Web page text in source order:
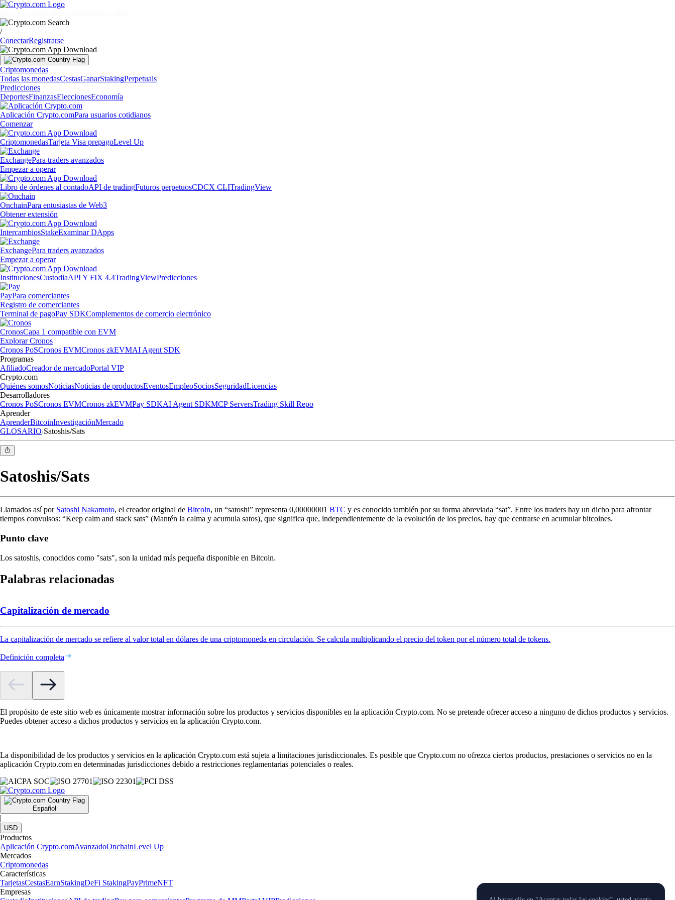
/
ConectarRegistrarse
Criptomonedas
Todas las monedasCestasGanarStakingPerpetuals
Predicciones
DeportesFinanzasEleccionesEconomía
Aplicación Crypto.comPara usuarios cotidianos
Comenzar
CriptomonedasTarjeta Visa prepagoLevel Up
ExchangePara traders avanzados
Empezar a operar
Libro de órdenes al contadoAPI de tradingFuturos perpetuosCDCX CLITradingView
OnchainPara entusiastas de Web3
Obtener extensión
IntercambiosStakeExaminar DApps
ExchangePara traders avanzados
Empezar a operar
InstitucionesCustodiaAPI Y FIX 4.4TradingViewPredicciones
PayPara comerciantes
Registro de comerciantes
Terminal de pagoPay SDKComplementos de comercio electrónico
CronosCapa 1 compatible con EVM
Explorar Cronos
Cronos PoSCronos EVMCronos zkEVMAI Agent SDK
Programas
AfiliadoCreador de mercadoPortal VIP
Crypto.com
Quiénes somosNoticiasNoticias de productosEventosEmpleoSociosSeguridadLicencias
Desarrolladores
Cronos PoSCronos EVMCronos zkEVMPay SDKAI Agent SDKMCP ServersTrading Skill Repo
Aprender
AprenderBitcoinInvestigaciónMercado
GLOSARIO Satoshis/Sats
Satoshis/Sats
Llamados así por Satoshi Nakamoto, el creador original de Bitcoin, un “satoshi” representa 0,00000001 BTC y es conocido también por su forma abreviada “sat”. Entre los traders hay un dicho para afrontar
tiempos convulsos: “Keep calm and stack sats” (Mantén la calma y acumula satos), que significa que, independientemente de la evolución de los precios, hay que centrarse en acumular bitcoines.
Punto clave
Los satoshis, conocidos como "sats", son la unidad más pequeña disponible en Bitcoin.
Palabras relacionadas
Capitalización de mercado
La capitalización de mercado se refiere al valor total en dólares de una criptomoneda en circulación. Se calcula multiplicando el precio del token por el número total de tokens.
Definición completa
El propósito de este sitio web es únicamente mostrar información sobre los productos y servicios disponibles en la aplicación Crypto.com. No se pretende ofrecer acceso a ninguno de dichos productos y servicios.
Puedes obtener acceso a dichos productos y servicios en la aplicación Crypto.com.
La disponibilidad de los productos y servicios en la aplicación Crypto.com está sujeta a limitaciones jurisdiccionales. Es posible que Crypto.com no ofrezca ciertos productos, prestaciones o servicios no en la
aplicación Crypto.com en determinadas jurisdicciones debido a restricciones reglamentarias potenciales o reales.
Español
|
USD
Productos
Aplicación Crypto.comAvanzadoOnchainLevel Up
Mercados
Criptomonedas
Características
TarjetasCestasEarnStakingDeFi StakingPayPrimeNFT
Empresas